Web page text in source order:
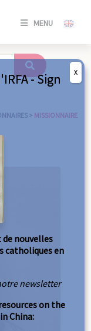
MENU
SE
/
> MISSIONNAIRE
- Sign
de nouvelles
catholiques en
newsletter
on the
China:
X